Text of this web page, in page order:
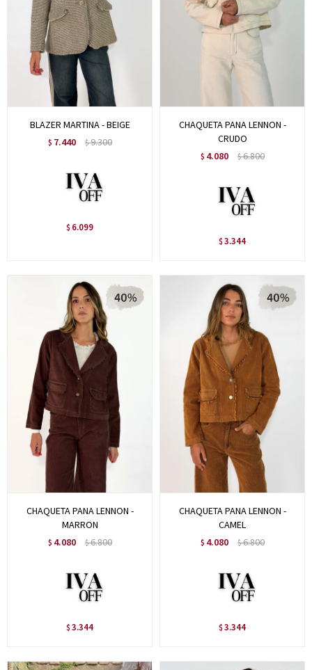
BLAZER MARTINA - BEIGE
$ 7.440 $9.300
$ 6.099
CHAQUETA PANA LENNON -
CRUDO
$ 4.080 $6.800
$ 3.344
CHAQUETA PANA LENNON -
MARRON
$ 4.080 $6.800
$ 3.344
CHAQUETA PANA LENNON -
CAMEL
$ 4.080 $6.800
$ 3.344